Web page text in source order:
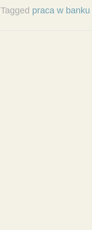
| Tagged praca w banku